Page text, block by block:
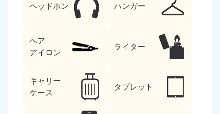
ヘッドホン ハンガー
ヘア
アイロン
ライター
キャリー
ケース
タブレット